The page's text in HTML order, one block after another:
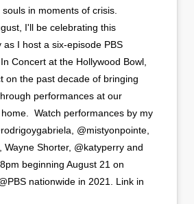
in moments of crisis.
I'll be celebrating this
as I host a six-episode PBS
Concert at the Hollywood Bowl,
on the past decade of bringing
performances at our
Watch performances by my
@mistyonpointe,
Wayne Shorter, @katyperry and
beginning August 21 on
nationwide in 2021. Link in